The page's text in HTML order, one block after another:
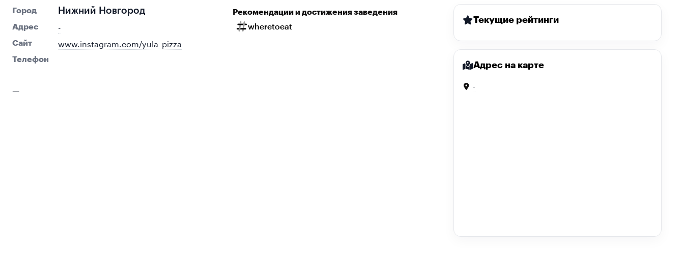
Город Нижний Новгород
Адрес -
Сайт www.instagram.com/yula_pizza
Телефон
Рекомендации и достижения заведения
wheretoeat
—
Текущие рейтинги
Адрес на карте
-